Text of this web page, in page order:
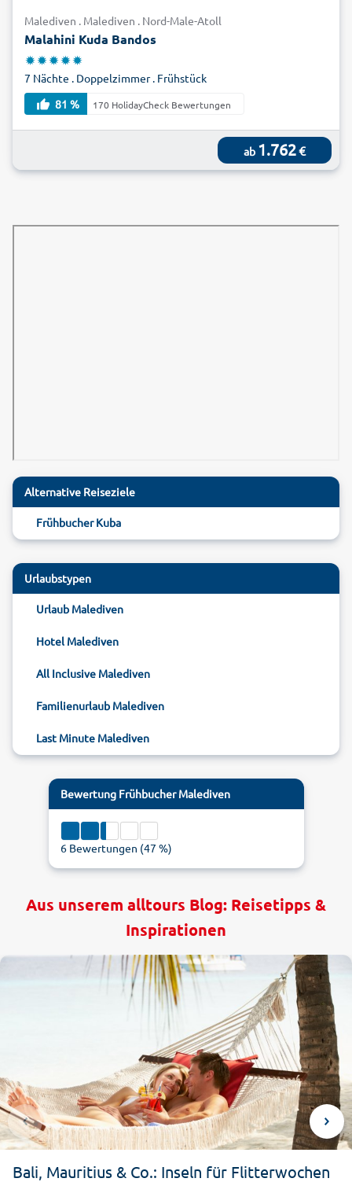
Malediven . Malediven . Nord-Male-Atoll
Malahini Kuda Bandos
7 Nächte . Doppelzimmer . Frühstück
81 %
170 HolidayCheck Bewertungen
ab 1.762€
Alternative Reiseziele
Frühbucher Kuba
Urlaubstypen
Urlaub Malediven
Hotel Malediven
All Inclusive Malediven
Familienurlaub Malediven
Last Minute Malediven
Bewertung Frühbucher Malediven
6Bewertungen (47 %)
Aus unserem alltours Blog: Reisetipps &
Inspirationen
Bali, Mauritius & Co.: Inseln für Flitterwochen